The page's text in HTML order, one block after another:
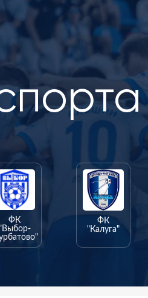
ФК
ФК
"Калуга"